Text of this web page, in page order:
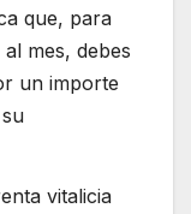
que, para
mes, debes
un importe
vitalicia